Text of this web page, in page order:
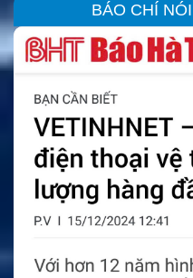
BÁO CHÍ